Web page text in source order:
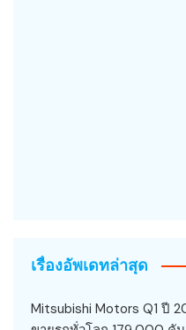
เรื่องอัพเดทล่าสุด
Mitsubishi Motors Q1 ปี